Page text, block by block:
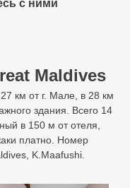
K.Maafushi.